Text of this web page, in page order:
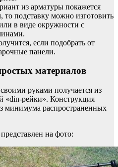
из арматуры покажется
подставку можно изготовить
в виде окружности с
если подобрать от
панели.
материалов
руками получается из
«din-рейки». Конструкция
минимума распространенных
на фото: